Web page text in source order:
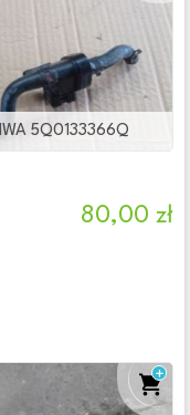
(1)
(4)
(3)
5Q0133366Q
80,00 zł